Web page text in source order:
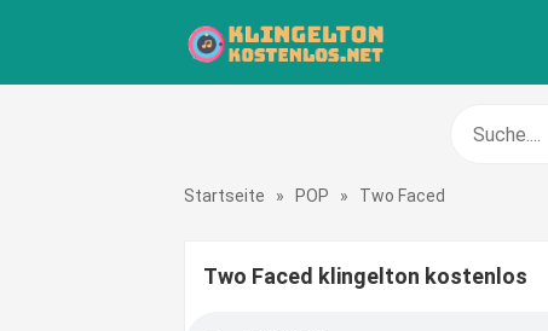
Startseite » POP » Two Faced
Two Faced klingelton kostenlos